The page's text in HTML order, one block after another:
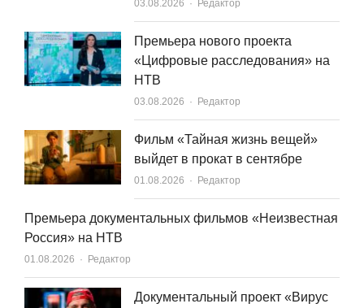
03.08.2026 Редактор
Премьера нового проекта
«Цифровые расследования» на
НТВ
03.08.2026 Author
Редактор
Фильм «Тайная жизнь вещей»
выйдет в прокат в сентябре
01.08.2026 Author
Редактор
Премьера документальных фильмов «Неизвестная
Россия» на НТВ
01.08.2026 Author
Редактор
Документальный проект «Вирус